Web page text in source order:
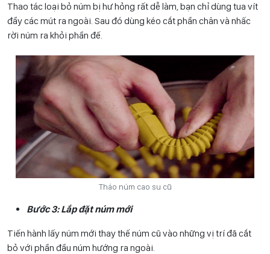
Thao tác loại bỏ núm bị hư hỏng rất dễ làm, bạn chỉ dùng tua vít
đẩy các mút ra ngoài. Sau đó dùng kéo cắt phần chân và nhấc
rời núm ra khỏi phần đế.
Tháo núm cao su cũ
Bước 3: Lắp đặt núm mới
Tiến hành lấy núm mới thay thế núm cũ vào những vị trí đã cắt
bỏ với phần đầu núm hướng ra ngoài.